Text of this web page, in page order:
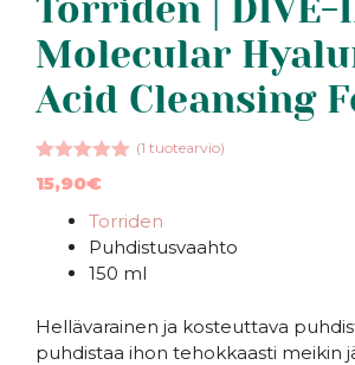
Torriden | DIVE-
Molecular
Acid Cleansing
5.005:stä
(1 tuotearvio)
15,90€
Torriden
Puhdistusvaahto
150 ml
Hellävarainen ja kosteuttava
puhdistaa ihon tehokkaasti meikin